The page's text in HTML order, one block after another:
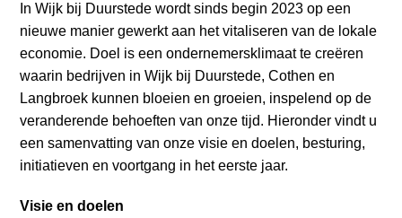
i
n
c
o
n
t
e
n
t
In Wijk bij Duurstede wordt sinds begin 2023 op een
nieuwe manier gewerkt aan het vitaliseren van de lokale
economie. Doel is een ondernemersklimaat te creëren
waarin bedrijven in Wijk bij Duurstede, Cothen en
Langbroek kunnen bloeien en groeien, inspelend op de
veranderende behoeften van onze tijd. Hieronder vindt u
een samenvatting van onze visie en doelen, besturing,
initiatieven en voortgang in het eerste jaar.
Visie en doelen